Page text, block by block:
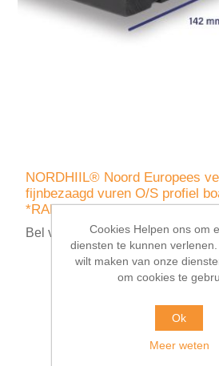
NORDHIIL® Noord Europees
fijnbezaagd vuren O/S profiel
*RAL 9005 diep zwart
Bel voor prijsopgaveCookies Helpen ons om
diensten te kunnen
wilt maken van onze
om cookies te
Ok
Meer weten